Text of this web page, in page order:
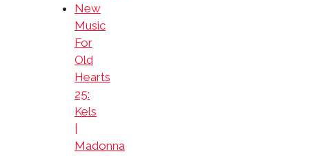
New
Music
For
Old
Hearts
25:
Kels
Madonna